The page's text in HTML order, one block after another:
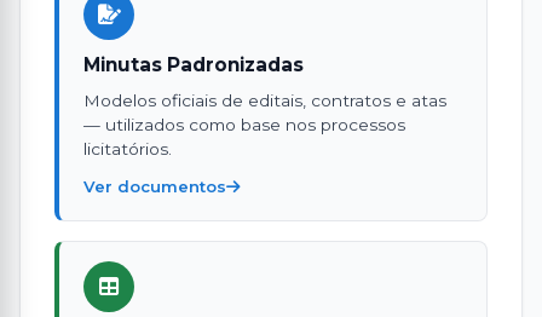
Minutas Padronizadas
Modelos oficiais de editais, contratos e atas
— utilizados como base nos processos
licitatórios.
Ver documentos